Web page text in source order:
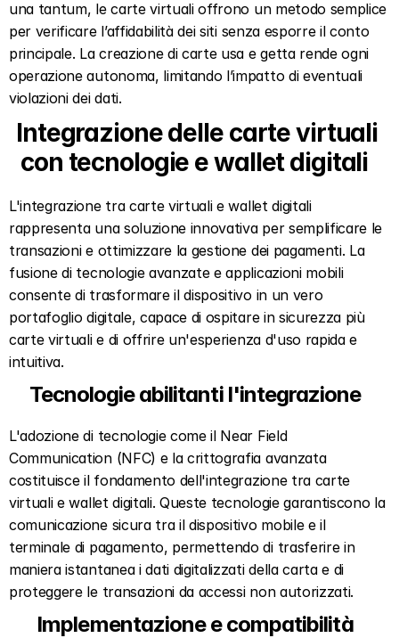
una tantum, le carte virtuali offrono un metodo semplice
per verificare l’affidabilità dei siti senza esporre il conto
principale. La creazione di carte usa e getta rende ogni
operazione autonoma, limitando l’impatto di eventuali
violazioni dei dati.
Integrazione delle carte virtuali
con tecnologie e wallet digitali
L'integrazione tra carte virtuali e wallet digitali
rappresenta una soluzione innovativa per semplificare le
transazioni e ottimizzare la gestione dei pagamenti. La
fusione di tecnologie avanzate e applicazioni mobili
consente di trasformare il dispositivo in un vero
portafoglio digitale, capace di ospitare in sicurezza più
carte virtuali e di offrire un'esperienza d'uso rapida e
intuitiva.
Tecnologie abilitanti l'integrazione
L'adozione di tecnologie come il Near Field
Communication (NFC) e la crittografia avanzata
costituisce il fondamento dell'integrazione tra carte
virtuali e wallet digitali. Queste tecnologie garantiscono la
comunicazione sicura tra il dispositivo mobile e il
terminale di pagamento, permettendo di trasferire in
maniera istantanea i dati digitalizzati della carta e di
proteggere le transazioni da accessi non autorizzati.
Implementazione e compatibilità